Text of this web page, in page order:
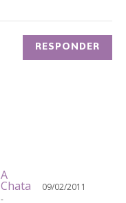
RESPONDER
A
Chata
09/02/2011
-